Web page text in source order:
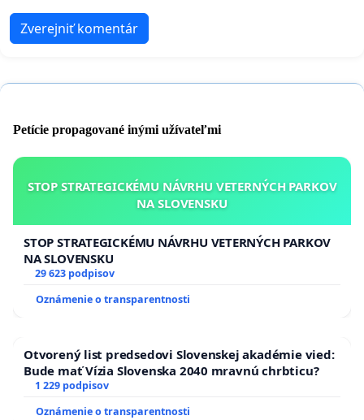
Zverejniť komentár
Petície propagované inými užívateľmi
STOP STRATEGICKÉMU NÁVRHU VETERNÝCH PARKOV
NA SLOVENSKU
STOP STRATEGICKÉMU NÁVRHU VETERNÝCH PARKOV
NA SLOVENSKU
29 623 podpisov
Oznámenie o transparentnosti
Otvorený list predsedovi Slovenskej akadémie vied:
Bude mať Vízia Slovenska 2040 mravnú chrbticu?
1 229 podpisov
Oznámenie o transparentnosti